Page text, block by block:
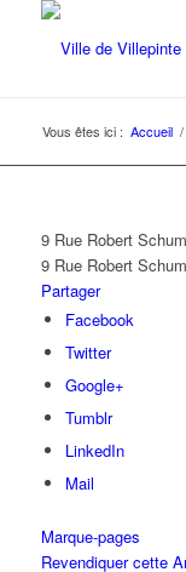
Vous êtes ici : Accueil /
9 Rue Robert
9 Rue Robert
Partager
Facebook
Twitter
Google+
Tumblr
LinkedIn
Mail
Marque-pages
Revendiquer cette